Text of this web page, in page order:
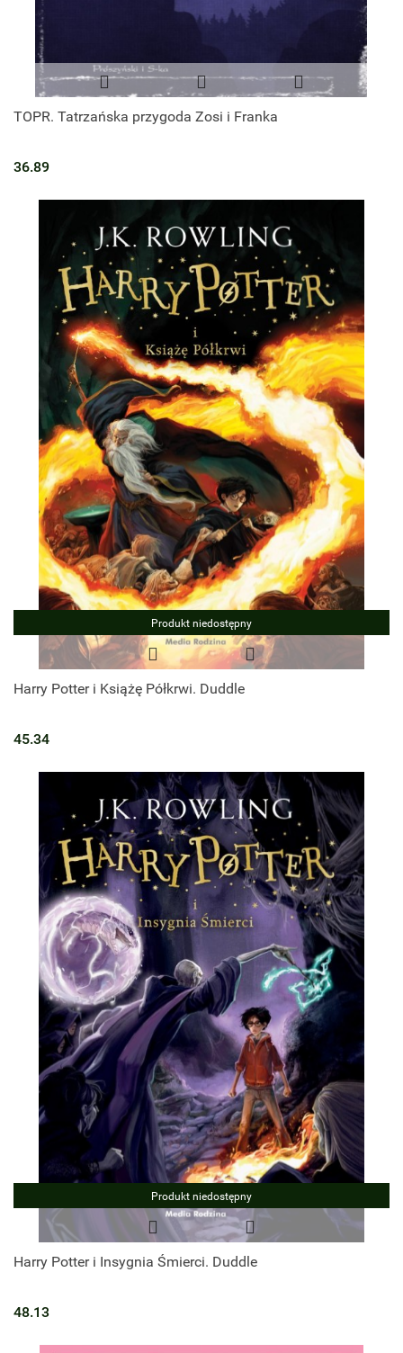
TOPR. Tatrzańska przygoda Zosi i Franka
36.89
Produkt niedostępny
Harry Potter i Książę Półkrwi. Duddle
45.34
Produkt niedostępny
Harry Potter i Insygnia Śmierci. Duddle
48.13